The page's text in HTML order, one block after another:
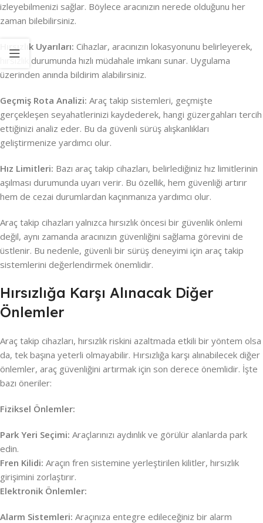
izleyebilmenizi sağlar. Böylece aracınızın nerede olduğunu her
zaman bilebilirsiniz.
Hırsızlık Uyarıları: Cihazlar, aracınızın lokasyonunu belirleyerek,
hırsızlık durumunda hızlı müdahale imkanı sunar. Uygulama
üzerinden anında bildirim alabilirsiniz.
Geçmiş Rota Analizi: Araç takip sistemleri, geçmişte
gerçekleşen seyahatlerinizi kaydederek, hangi güzergahları tercih
ettiğinizi analiz eder. Bu da güvenli sürüş alışkanlıkları
geliştirmenize yardımcı olur.
Hız Limitleri: Bazı araç takip cihazları, belirlediğiniz hız limitlerinin
aşılması durumunda uyarı verir. Bu özellik, hem güvenliği artırır
hem de cezai durumlardan kaçınmanıza yardımcı olur.
Araç takip cihazları yalnızca hırsızlık öncesi bir güvenlik önlemi
değil, aynı zamanda aracınızın güvenliğini sağlama görevini de
üstlenir. Bu nedenle, güvenli bir sürüş deneyimi için araç takip
sistemlerini değerlendirmek önemlidir.
Hırsızlığa Karşı Alınacak Diğer
Önlemler
Araç takip cihazları, hırsızlık riskini azaltmada etkili bir yöntem olsa
da, tek başına yeterli olmayabilir. Hırsızlığa karşı alınabilecek diğer
önlemler, araç güvenliğini artırmak için son derece önemlidir. İşte
bazı öneriler:
Fiziksel Önlemler:
Park Yeri Seçimi: Araçlarınızı aydınlık ve görülür alanlarda park
edin.
Fren Kilidi: Araçın fren sistemine yerleştirilen kilitler, hırsızlık
girişimini zorlaştırır.
Elektronik Önlemler:
Alarm Sistemleri: Araçınıza entegre edileceğiniz bir alarm